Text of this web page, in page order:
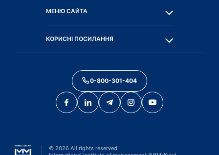
МЕНЮ САЙТА
КОРИСНІ ПОСИЛАННЯ
0-800-301-404
© 2026 All rights reserved